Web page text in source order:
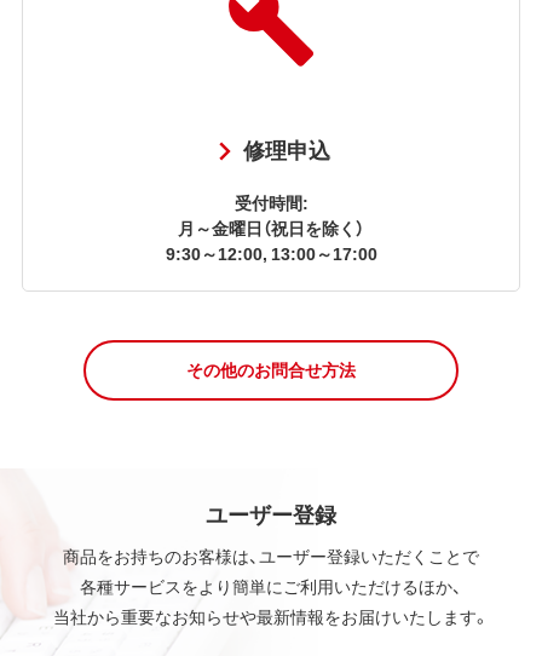
修理申込
受付時間:
月～金曜日（祝日を除く）
9:30～12:00, 13:00～17:00
その他のお問合せ方法
ユーザー登録
商品をお持ちのお客様は、ユーザー登録いただくことで
各種サービスをより簡単にご利用いただけるほか、
当社から重要なお知らせや最新情報をお届けいたします。